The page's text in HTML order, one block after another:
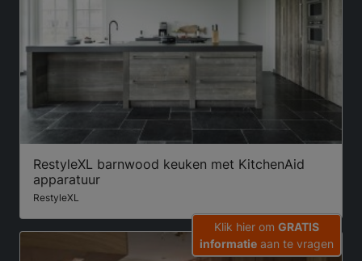
RestyleXL barnwood keuken met KitchenAid
apparatuur
RestyleXL
Klik hier om GRATIS
informatie aan te vragen